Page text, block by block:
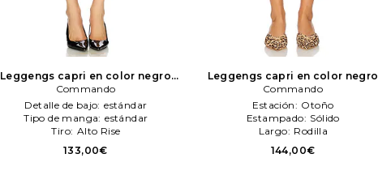
Leggengs capri en color negro
Commando
Commando
Detalle de bajo: estándar
Tipo de manga: estándar
Tiro: Alto Rise
133,00€
Leggengs capri en color negro
Commando
Commando
Estación: Otoño
Estampado: Sólido
Largo: Rodilla
144,00€